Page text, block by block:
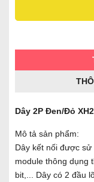
Dây 2P Đen/Đỏ
Mô tả sản phẩm:
Dây kết nối được sử
module thông dụng
bit,... Dây có 2 đầu